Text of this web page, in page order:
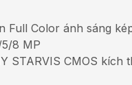
Full Color ánh sáng
8 MP
STARVIS CMOS kích